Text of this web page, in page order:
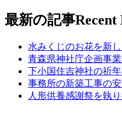
最新の記事
水みくじのお花を新し
青森県神社庁企画事
下小国住吉神社の祈
事務所の新築工事の
人形供養感謝祭を執り